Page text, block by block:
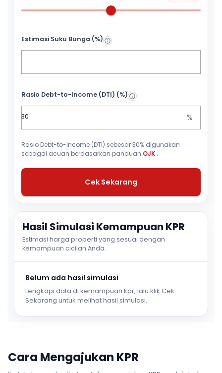
Estimasi Suku Bunga (%)
Rasio Debt-to-Income (DTI) (%)
%
Rasio Debt-to-Income (DTI) sebesar 30% digunakan
sebagai acuan berdasarkan panduan OJK .
Cek Sekarang
Hasil Simulasi Kemampuan KPR
Estimasi harga properti yang sesuai dengan
kemampuan cicilan Anda.
Belum ada hasil simulasi
Lengkapi data di kemampuan kpr, lalu klik Cek
Sekarang untuk melihat hasil simulasi.
Cara Mengajukan KPR